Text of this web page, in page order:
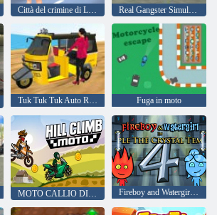
Città del crimine di Las Vegas Real Gangster Simulator Grand City
Tuk Tuk Tuk Auto Rickshaw 2020 Fuga in moto
MOTO CALLIO DI HILL Fireboy and Watergirl 4: Tempio di Cristallo